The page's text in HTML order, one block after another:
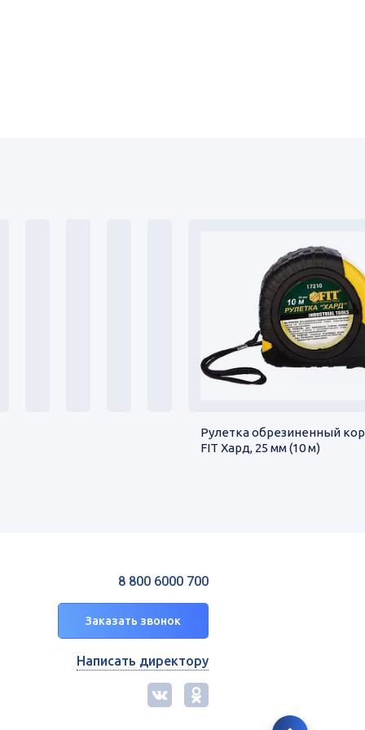
Рулетка обрезиненный
FIT Хард, 25 мм (10 м)
8 800 6000 700
Заказать звонок
Написать директору